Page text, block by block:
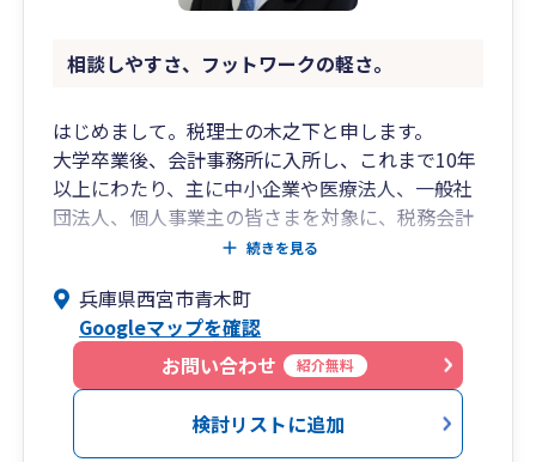
相談しやすさ、フットワークの軽さ。
はじめまして。税理士の木之下と申します。
大学卒業後、会計事務所に入所し、これまで10年
以上にわたり、主に中小企業や医療法人、一般社
団法人、個人事業主の皆さまを対象に、税務会計
業務に従事してまいりました。
これまでに担当した顧問先は法人・個人あわせて
100社以上にのぼり、業種も製造業、建設業、貿
易業、IT、飲食、小売、医療機関など多岐にわた
ります。法人税・所得税・消費税の申告や月次・
年次決算のサポートはもちろん、資金繰りや事業
計画の作成、株価評価、融資相談など経営者様の
続きを見る
兵庫県西宮市青木町
Googleマップを確認
お問い合わせ
紹介無料
検討リストに追加